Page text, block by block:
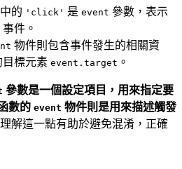
中的 'click' 是 event 參數，表示
事件。
物件則包含事件發生的相關資
目標元素 event.target 。
參數是一個設定項目，用來指定要
數的 event 物件則是用來描述觸發
理解這一點有助於避免混淆，正確